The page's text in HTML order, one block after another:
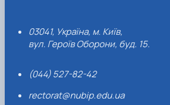
03041, Україна, м. Київ,
вул. Героїв Оборони, буд. 15.
(044) 527-82-42
rectorat@nubip.edu.ua